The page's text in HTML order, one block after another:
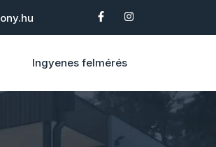
Ingyenes felmérés